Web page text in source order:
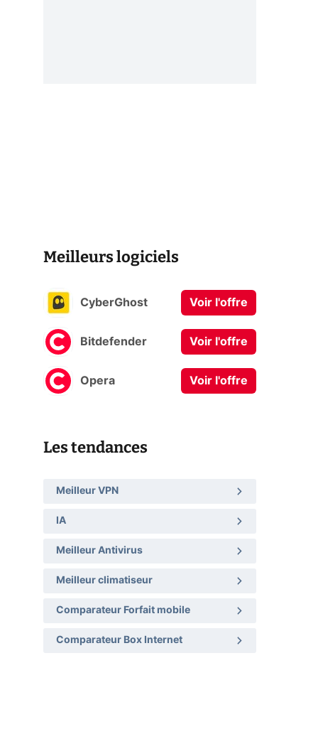
Meilleurs logiciels
CyberGhost Voir l'offre
Bitdefender Voir l'offre
Opera Voir l'offre
Les tendances
Meilleur VPN
IA
Meilleur Antivirus
Meilleur climatiseur
Comparateur Forfait mobile
Comparateur Box Internet